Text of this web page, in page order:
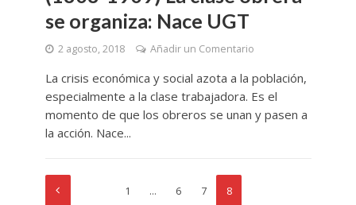
se organiza: Nace UGT
2 agosto, 2018 Añadir un Comentario
La crisis económica y social azota a la población,
especialmente a la clase trabajadora. Es el
momento de que los obreros se unan y pasen a
la acción. Nace...
1 … 6 7 8